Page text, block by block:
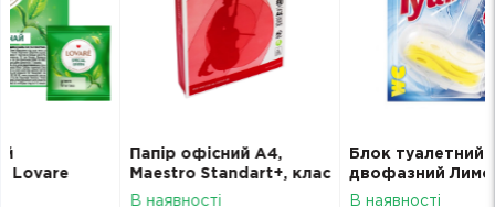
Папір офісний А4,
Mаestro Standart+, клас
B, 80 г/м2, 500 л, Mondi
Блок туалетний
двофазний Лимонний
корзинка TYTAN 40г